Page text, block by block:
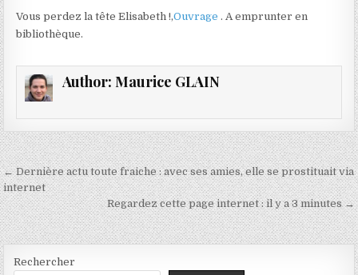
Vous perdez la tête Elisabeth !,Ouvrage . A emprunter en
bibliothèque.
Author: Maurice GLAIN
Navigation
de
l’article
← Dernière actu toute fraiche : avec ses amies, elle se prostituait via
internet
Regardez cette page internet : il y a 3 minutes →
Rechercher